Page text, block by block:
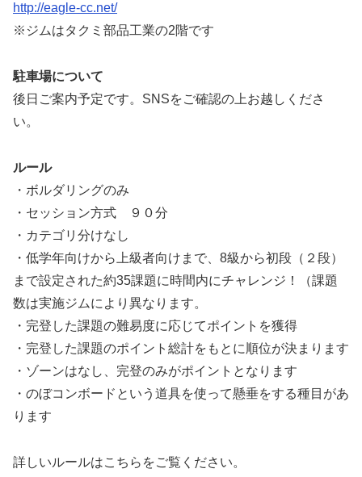
http://eagle-cc.net/
※ジムはタクミ部品工業の2階です
駐車場について
後日ご案内予定です。SNSをご確認の上お越しくださ
い。
ルール
・ボルダリングのみ
・セッション方式 ９０分
・カテゴリ分けなし
・低学年向けから上級者向けまで、8級から初段（２段）
まで設定された約35課題に時間内にチャレンジ！（課題
数は実施ジムにより異なります。
・完登した課題の難易度に応じてポイントを獲得
・完登した課題のポイント総計をもとに順位が決まります
・ゾーンはなし、完登のみがポイントとなります
・のぼコンボードという道具を使って懸垂をする種目があ
ります
詳しいルールはこちらをご覧ください。